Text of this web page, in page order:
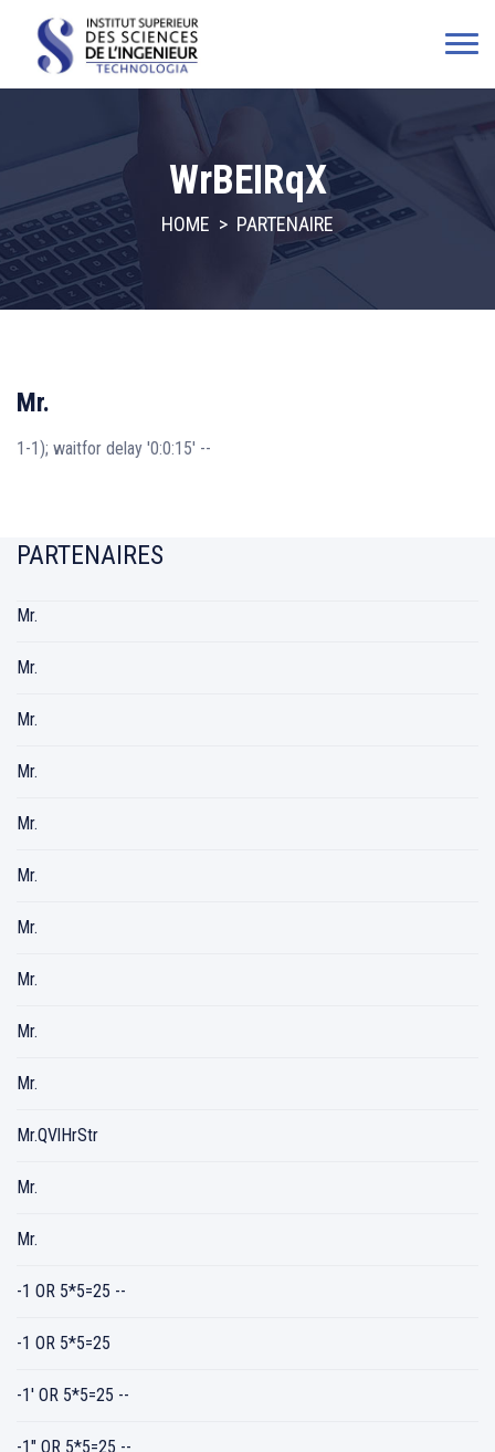
WrBEIRqX
HOME > PARTENAIRE
Mr.
1-1); waitfor delay '0:0:15' --
PARTENAIRES
Mr.
Mr.
Mr.
Mr.
Mr.
Mr.
Mr.
Mr.
Mr.
Mr.
Mr.QVlHrStr
Mr.
Mr.
-1 OR 5*5=25 --
-1 OR 5*5=25
-1' OR 5*5=25 --
-1" OR 5*5=25 --